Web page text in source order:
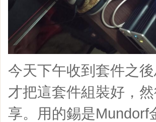
今天下午收到套件之
才把這套件組裝好，
享。用的錫是Mundorf